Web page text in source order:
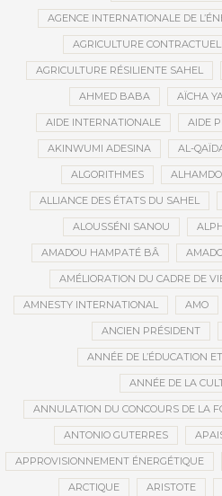
AGENCE INTERNATIONALE DE
AGRICULTURE
AGRICULTURE RÉSILIENTE SAHEL
AHMED BABA AÏCHA
AIDE INTERNATIONALE AIDE
AKINWUMI ADESINA AL-
ALGORITHMES
ALLIANCE DES ÉTATS DU SAHEL
ALOUSSÉNI SANOU
AMADOU HAMPATÉ BÂ
AMÉLIORATION DU CADRE DE
AMNESTY INTERNATIONAL AMO
ANCIEN PRÉSIDENT
ANNÉE DE L’ÉDUCATION
ANNÉE DE LA
ANNULATION DU CONCOURS DE LA
ANTONIO GUTERRES
APPROVISIONNEMENT ÉNERGÉTIQUE
ARCTIQUE ARISTOTE